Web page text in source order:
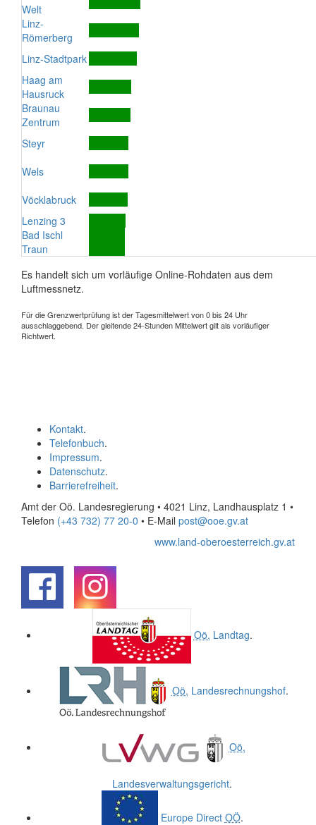
Welt
Linz-
Römerberg
Linz-Stadtpark
Haag am
Hausruck
Braunau
Zentrum
Steyr
Wels
Vöcklabruck
Lenzing 3
Bad Ischl
Traun
Es handelt sich um vorläufige Online-Rohdaten aus dem
Luftmessnetz.
Für die Grenzwertprüfung ist der Tagesmittelwert von 0 bis 24 Uhr
ausschlaggebend. Der gleitende 24-Stunden Mittelwert gilt als vorläufiger
Richtwert.
Kontakt.
Telefonbuch.
Impressum.
Datenschutz.
Barrierefreiheit.
Amt der Oö. Landesregierung • 4021 Linz, Landhausplatz 1 •
Telefon (+43 732) 77 20-0 • E-Mail post@ooe.gv.at
www.land-oberoesterreich.gv.at
Oö. Landtag.
Oö. Landesrechnungshof.
Oö.
Landesverwaltungsgericht.
Europe Direct OÖ.